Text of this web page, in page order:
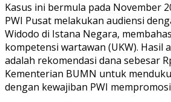
Kasus ini bermula pada November
PWI Pusat melakukan audiensi
Widodo di Istana Negara,
kompetensi wartawan (UKW). Hasil
adalah rekomendasi dana sebesar
Kementerian BUMN untuk
dengan kewajiban PWI